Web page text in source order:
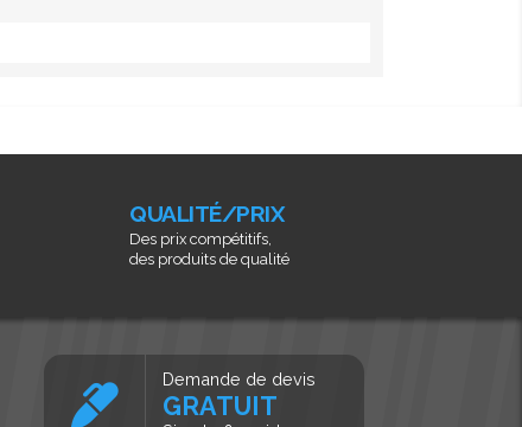
QUALITÉ/PRIX
Des prix compétitifs,
des produits de qualité
Demande de devis
GRATUIT